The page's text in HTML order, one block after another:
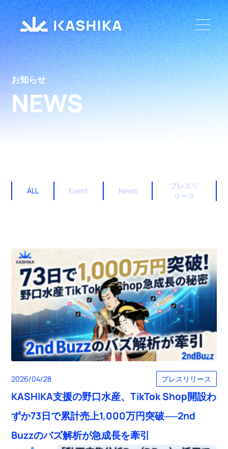
お知らせ
NEWS
ALL Event News
プレスリ
リース
2026/04/28 プレスリリース
KASHIKA支援の野口水産、TikTok Shop開設わ
ずか73日で累計売上1,000万円突破──2nd
Buzzのバズ解析が急成長を牽引